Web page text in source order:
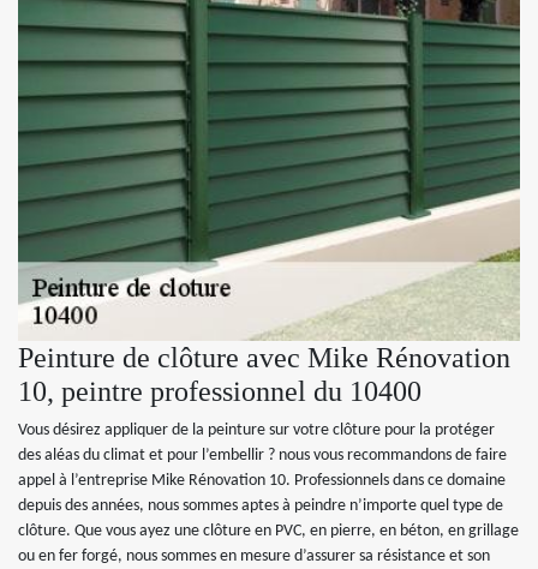
Peinture de clôture avec Mike Rénovation
10, peintre professionnel du 10400
Vous désirez appliquer de la peinture sur votre clôture pour la protéger
des aléas du climat et pour l’embellir ? nous vous recommandons de faire
appel à l’entreprise Mike Rénovation 10. Professionnels dans ce domaine
depuis des années, nous sommes aptes à peindre n’importe quel type de
clôture. Que vous ayez une clôture en PVC, en pierre, en béton, en grillage
ou en fer forgé, nous sommes en mesure d’assurer sa résistance et son